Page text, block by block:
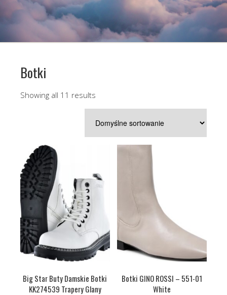
Botki
Showing all 11 results
Big Star Buty Damskie Botki
KK274539 Trapery Glany
Botki GINO ROSSI – 551-01
White